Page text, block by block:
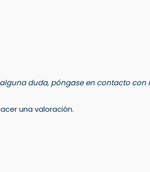
duda, póngase en contacto con
una valoración.